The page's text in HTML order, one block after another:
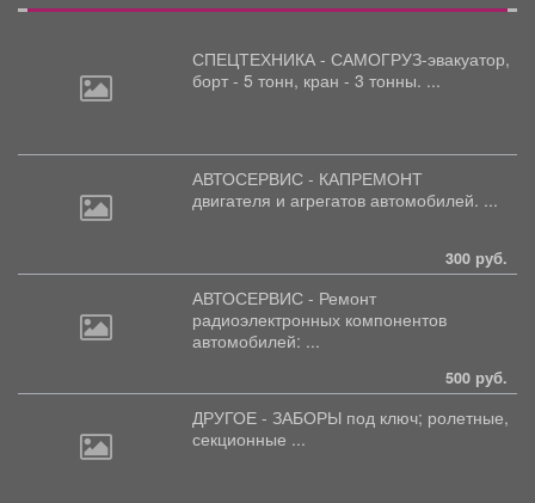
СПЕЦТЕХНИКА - САМОГРУЗ-эвакуатор,
борт - 5 тонн, кран - 3 тонны. ...
АВТОСЕРВИС - КАПРЕМОНТ
двигателя и агрегатов автомобилей. ...
300 руб.
АВТОСЕРВИС - Ремонт
радиоэлектронных компонентов
автомобилей: ...
500 руб.
ДРУГОЕ - ЗАБОРЫ под ключ; ролетные,
секционные ...